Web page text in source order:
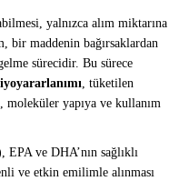
yalnızca alım miktarına
bir maddenin bağırsaklardan
sürecidir. Bu sürece
, tüketilen
moleküler yapıya ve kullanım
ve DHA’nın sağlıklı
ve etkin emilimle alınması